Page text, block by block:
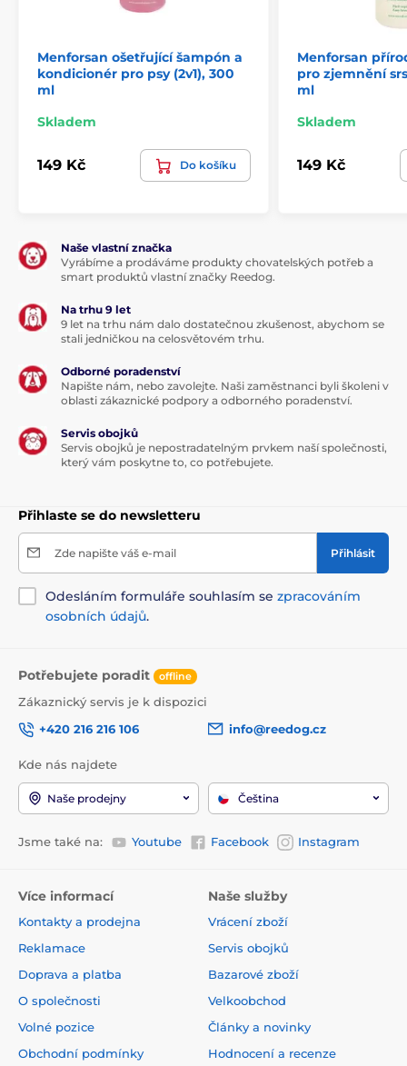
Menforsan ošetřující šampón a
kondicionér pro psy (2v1), 300
ml
Skladem
149 Kč Do košíku
Menforsan
pro zjemnění
ml
Skladem
149 Kč
Naše vlastní značka
Vyrábíme a prodáváme produkty chovatelských potřeb a
smart produktů vlastní značky Reedog.
Na trhu 9 let
9 let na trhu nám dalo dostatečnou zkušenost, abychom se
stali jedničkou na celosvětovém trhu.
Odborné poradenství
Napište nám, nebo zavolejte. Naši zaměstnanci byli školeni v
oblasti zákaznické podpory a odborného poradenství.
Servis obojků
Servis obojků je nepostradatelným prvkem naší společnosti,
který vám poskytne to, co potřebujete.
Přihlaste se do newsletteru
Zde napište váš e-mail Přihlásit
Odesláním formuláře souhlasím se zpracováním
osobních údajů.
Potřebujete poradit offline
Zákaznický servis je k dispozici
+420 216 216 106
info@reedog.cz
Kde nás najdete
Naše prodejny Čeština
Jsme také na: Youtube Facebook Instagram
Více informací
Kontakty a prodejna
Reklamace
Doprava a platba
O společnosti
Volné pozice
Obchodní podmínky
Naše služby
Vrácení zboží
Servis obojků
Bazarové zboží
Velkoobchod
Články a novinky
Hodnocení a recenze